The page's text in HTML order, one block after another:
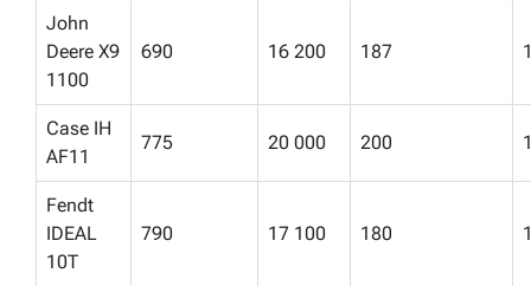
John
Deere X9
1100
690 16 200 187
Case IH
AF11
775 20 000 200
Fendt
IDEAL
10T
790 17 100 180